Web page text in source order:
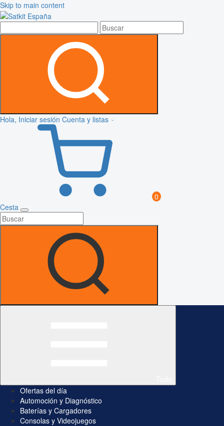
Skip to main content
Hola, Iniciar sesión Cuenta y listas
0
Cesta
Ofertas del día
Automoción y Diagnóstico
Baterías y Cargadores
Consolas y Videojuegos